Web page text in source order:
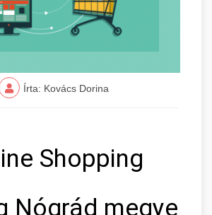
Írta: Kovács Dorina
Shopping
Nógrád megye